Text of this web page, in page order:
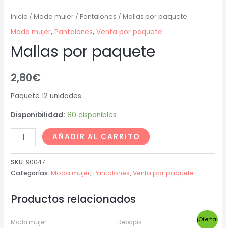
Inicio /Moda mujer /Pantalones / Mallas por paquete
Moda mujer,Pantalones,Venta por paquete
Mallas por paquete
2,80€
Paquete 12 unidades
Disponibilidad: 80 disponibles
AÑADIR AL CARRITO
SKU: 90047
Categorías: Moda mujer, Pantalones,Venta por paquete
Productos relacionados
Moda mujer ¡Oferta!
Rebajas